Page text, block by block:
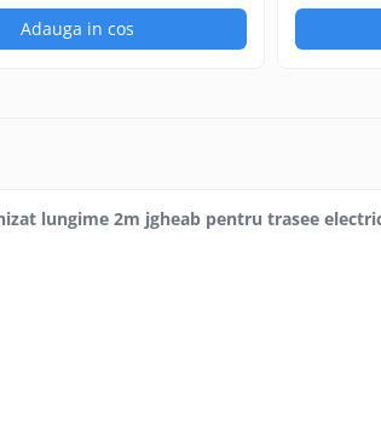
Adauga in cos
lungime 2m jgheab pentru trasee